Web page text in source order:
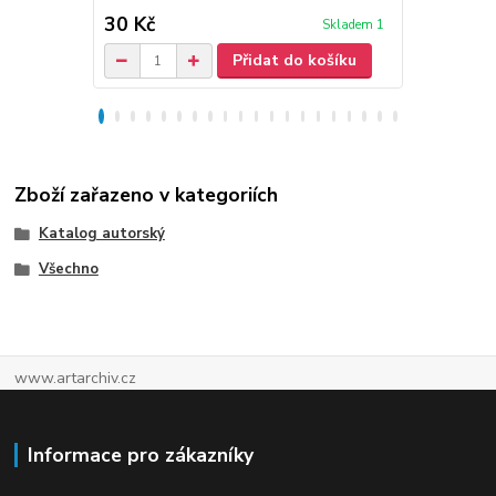
30 Kč Skladem 1
Přidat do košíku
Zboží zařazeno v kategoriích
Katalog autorský
Všechno
www.artarchiv.cz
Informace pro zákazníky